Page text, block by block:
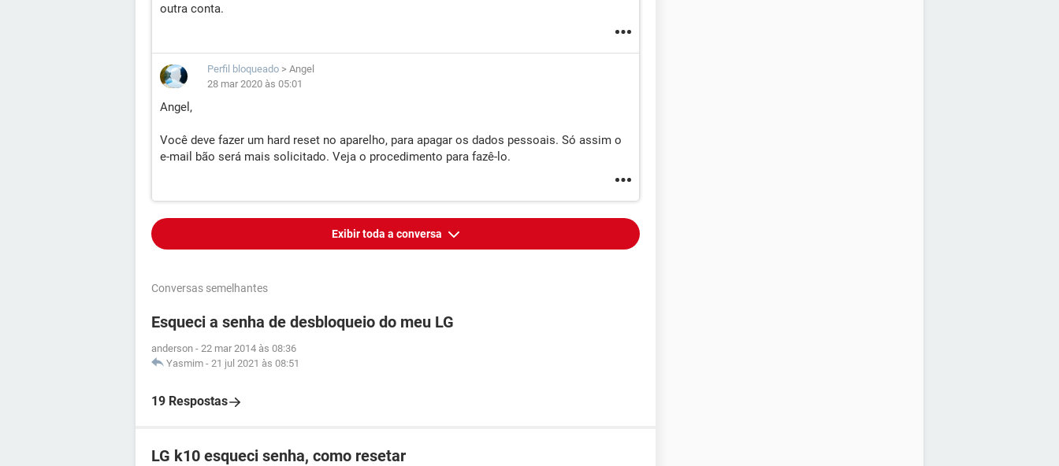
outra conta.
Perfil bloqueado > Angel
28 mar 2020 às 05:01
Angel,
Você deve fazer um hard reset no aparelho, para apagar os dados pessoais. Só assim o
e-mail bão será mais solicitado. Veja o procedimento para fazê-lo.
Exibir toda a conversa
Conversas semelhantes
Esqueci a senha de desbloqueio do meu LG
anderson - 22 mar 2014 às 08:36
Yasmim - 21 jul 2021 às 08:51
19 Respostas
LG k10 esqueci senha, como resetar